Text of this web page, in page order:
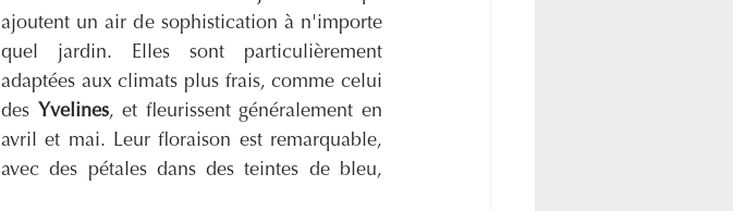
ajoutent un air de sophistication à n'importe
quel jardin. Elles sont particulièrement
adaptées aux climats plus frais, comme celui
des Yvelines, et fleurissent généralement en
avril et mai. Leur floraison est remarquable,
avec des pétales dans des teintes de bleu,